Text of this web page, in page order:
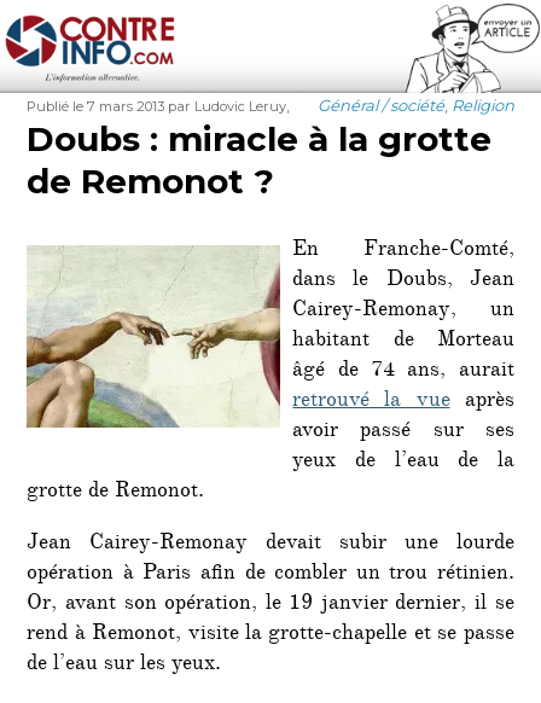
Contre-Info
Publié
le
Publié le 7 mars 2013 Auteur
par Ludovic Leruy Catégories
Général / société, Religion
Étiquettes
Doubs : miracle à la grotte
de Remonot ?
En Franche-Comté,
dans le Doubs, Jean
Cairey-Remonay, un
habitant de Morteau
âgé de 74 ans, aurait
retrouvé la vueaprès
avoir passé sur ses
yeux de l’eau de la
grotte de Remonot.
Jean Cairey-Remonay devait subir une lourde
opération à Paris afin de combler un trou rétinien.
Or, avant son opération, le 19 janvier dernier, il se
rend à Remonot, visite la grotte-chapelle et se passe
de l’eau sur les yeux.